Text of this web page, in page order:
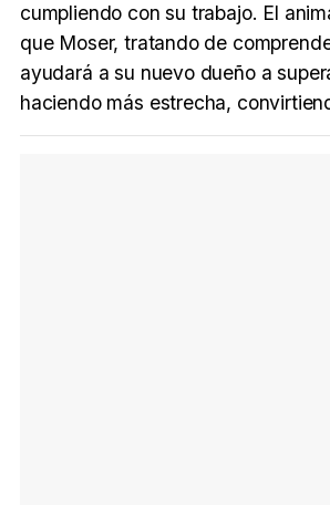
cumpliendo con su trabajo. El
que Moser, tratando de
ayudará a su nuevo dueño a
haciendo más estrecha,